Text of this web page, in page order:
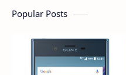
Popular Posts